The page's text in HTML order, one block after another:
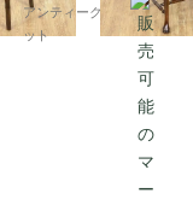
ィーク
アンティークブルーパロ
ット